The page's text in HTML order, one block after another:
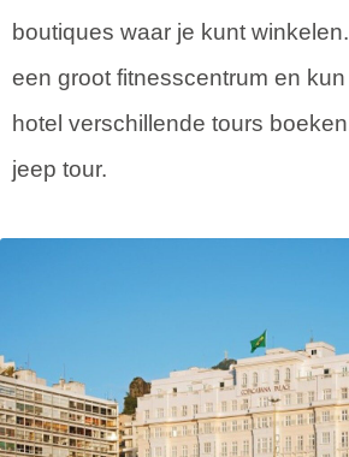
boutiques waar je kunt
een groot fitnesscentrum en
hotel verschillende tours
jeep tour.